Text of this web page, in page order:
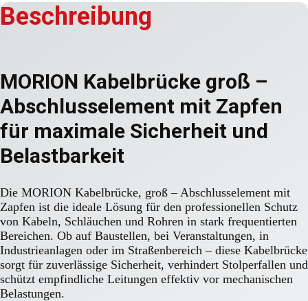
Beschreibung
MORION Kabelbrücke groß –
Abschlusselement mit Zapfen
für maximale Sicherheit und
Belastbarkeit
Die MORION Kabelbrücke, groß – Abschlusselement mit
Zapfen ist die ideale Lösung für den professionellen Schutz
von Kabeln, Schläuchen und Rohren in stark frequentierten
Bereichen. Ob auf Baustellen, bei Veranstaltungen, in
Industrieanlagen oder im Straßenbereich – diese Kabelbrücke
sorgt für zuverlässige Sicherheit, verhindert Stolperfallen und
schützt empfindliche Leitungen effektiv vor mechanischen
Belastungen.